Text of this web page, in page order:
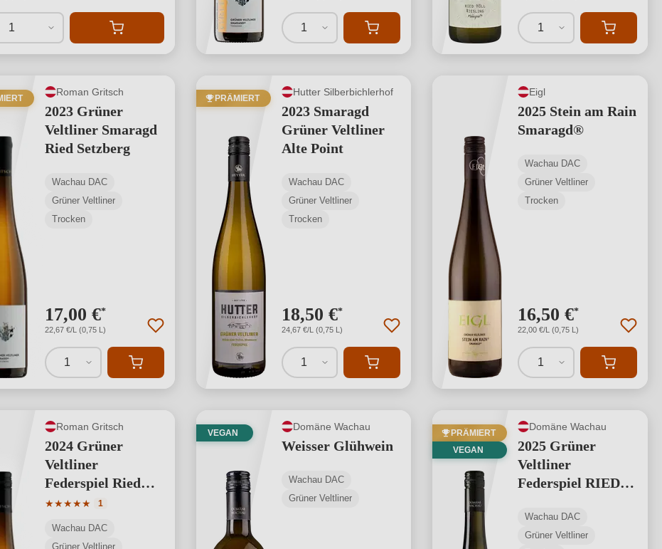
1 1 1
Roman Gritsch
2023 Grüner
Veltliner Smaragd
Ried Setzberg
Wachau DAC
Grüner Veltliner
Trocken
17,00 €*
22,67 €/L (0,75 L)
1
PRÄMIERT
Hutter Silberbichlerhof
2023 Smaragd
Grüner Veltliner
Alte Point
Wachau DAC
Grüner Veltliner
Trocken
18,50 €*
24,67 €/L (0,75 L)
1
Eigl
2025 Stein am Rain
Smaragd®
Wachau DAC
Grüner Veltliner
Trocken
16,50 €*
22,00 €/L (0,75 L)
1
Roman Gritsch
2024 Grüner
Veltliner
Federspiel Ried
Gasslreith
★★★★★
Durchschnittliche Bewertung von 5 von 5 Sternen
1
Wachau DAC
Grüner Veltliner
VEGAN
Domäne Wachau
Weisser Glühwein
Wachau DAC
Grüner Veltliner
PRÄMIERT
VEGAN
Domäne Wachau
2025 Grüner
Veltliner
Federspiel RIED
Wachau DAC
Grüner Veltliner